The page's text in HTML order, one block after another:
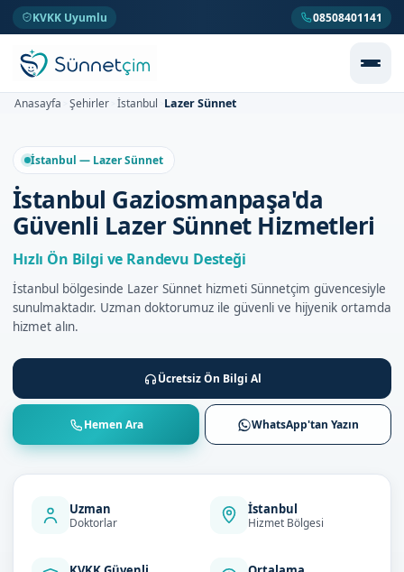
KVKK Uyumlu 08508401141
Anasayfa Şehirler İstanbul Lazer Sünnet
İstanbul — Lazer Sünnet
İstanbul Gaziosmanpaşa'da
Güvenli Lazer Sünnet Hizmetleri
Hızlı Ön Bilgi ve Randevu Desteği
İstanbul bölgesinde Lazer Sünnet hizmeti Sünnetçim güvencesiyle
sunulmaktadır. Uzman doktorumuz ile güvenli ve hijyenik ortamda
hizmet alın.
Ücretsiz Ön Bilgi Al
Hemen Ara WhatsApp'tan Yazın
Uzman
Doktorlar
İstanbul
Hizmet Bölgesi